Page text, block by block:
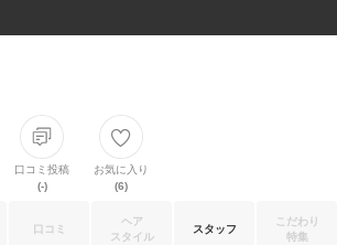
口コミ投稿
(-)
お気に入り
(6)
口コミ
ヘア
スタイル
スタッフ
こだわり
特集